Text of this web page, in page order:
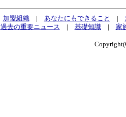
加盟組織| あなたにもできること |
過去の重要ニュース | 基礎知識| 家